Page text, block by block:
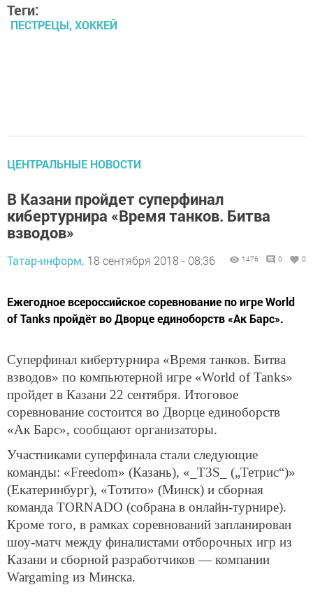
Теги:
ПЕСТРЕЦЫ, ХОККЕЙ
ЦЕНТРАЛЬНЫЕ НОВОСТИ
В Казани пройдет суперфинал
кибертурнира «Время танков. Битва
взводов»
Татар-информ, 18 сентября 2018 - 08:36 1476 0 0
Ежегодное всероссийское соревнование по игре World
of Tanks пройдёт во Дворце единоборств «Ак Барс».
Суперфинал кибертурнира «Время танков. Битва
взводов» по компьютерной игре «World of Tanks»
пройдет в Казани 22 сентября. Итоговое
соревнование состоится во Дворце единоборств
«Ак Барс», сообщают организаторы.
Участниками суперфинала стали следующие
команды: «Freedom» (Казань), «_T3S_ („Тетрис“)»
(Екатеринбург), «Тотито» (Минск) и сборная
команда TORNADO (собрана в онлайн-турнире).
Кроме того, в рамках соревнований запланирован
шоу-матч между финалистами отборочных игр из
Казани и сборной разработчиков — компании
Wargaming из Минска.